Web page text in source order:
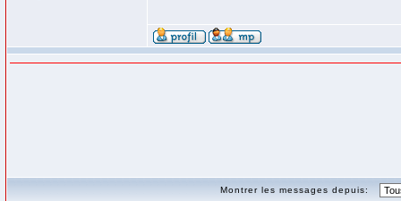
Montrer les messages depuis: